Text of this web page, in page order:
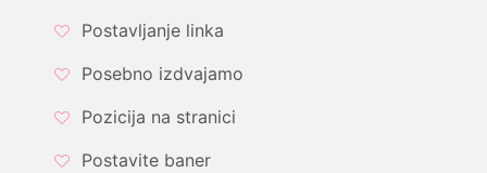
Postavljanje linka
Posebno izdvajamo
Pozicija na stranici
Postavite baner